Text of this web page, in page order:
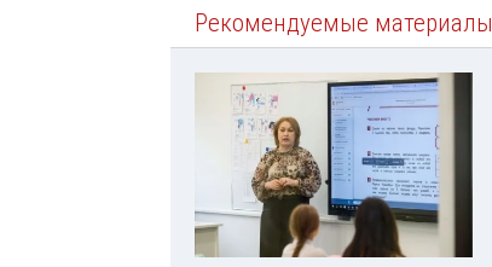
Рекомендуемые материалы